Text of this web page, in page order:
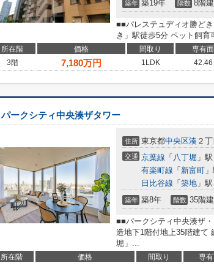
築年 築19年 階数 8階建
■■パレステュディオ勝ど
き」駅徒歩5分 ペット飼
所在階 価格 間取り 専有
3階
7,180万円 1LDK 42.46
パークシティ中央湊ザタワー
住所 東京都中央区湊 ２丁
交通 京葉線 「 八丁堀 」
有楽町線 「 新富町
日比谷線 「 築地 」
築年 築8年 階数 35階
■■パークシティ中央湊ザ
造地下1階付地上35階建て
堀」...
所在階 価格 間取り 専